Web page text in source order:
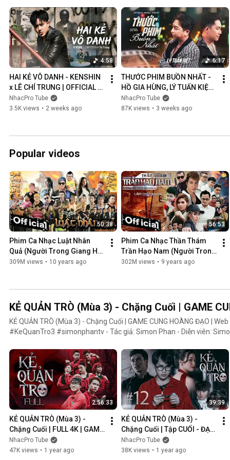
4:58
HAI KẺ VÔ DANH - KENSHIN
x LÊ CHÍ TRUNG | OFFICIAL
MUSIC VIDEO
NhacPro Tube
3.5K views • 2 weeks ago
6:17
THƯỚC PHIM BUỒN NHẤT -
HỒ GIA HÙNG, LÝ TUẤN KIỆT |
OFFICIAL MUSIC VIDEO
NhacPro Tube
87K views • 3 weeks ago
Popular videos
50:38
Phim Ca Nhạc Luật Nhân
Quả (Người Trong Giang Hồ
4) - Lâm Chấn Khang 2016
309M views • 10 years ago
56:53
Phim Ca Nhạc Thần Thám
Trần Hạo Nam (Người Trong
Giang Hồ 5) - Lâm Chấn
302M views • 9 years ago
KẺ QUẢN TRÒ (Mùa 3) - Chặng Cuối | GAME
KẺ QUẢN TRÒ (Mùa 3) - Chặng Cuối | GAME CUNG HOÀNG ĐẠO |
#KeQuanTro3 #simonphantv - Tác giả: Simon Phan - Diễn viên: Simon Phan, Bnat, Huỳnh Nhựt,
hơi hướng của show truyền hình thực tế, nhưng dần trở nên đen tối
người chiến thắng cuối cùng?. Mục đích của KẺ QUẢN TRÒ là gì?. Và
mặt nạ. Tất cả sẽ tiết lộ trong seri web drama KẺ QUẢN TRÒ (Mùa
Huỳnh Nhựt _ Diễn viên Huỳnh Nhựt Bnat _ Ca sĩ Bnat Bảo Ngân _
TikToker Trúc Khánh Duy _ Nghệ sĩ Khánh Duy Simon Phan _ Em trai
2:56:33
KẺ QUẢN TRÒ (Mùa 3) -
Chặng Cuối | FULL 4K | GAME
CUNG HOÀNG ĐẠO || Web
Drama 2025
NhacPro Tube
47K views • 1 year ago
39:39
KẺ QUẢN TRÒ (Mùa 3) -
Chặng Cuối | Tập CUỐI - ĐẠI
KẾT CỤC | GAME CUNG
HOÀNG ĐẠO || Web Drama
NhacPro Tube
38K views • 1 year ago